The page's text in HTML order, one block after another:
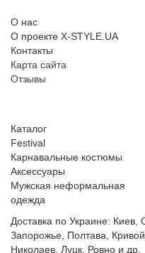
О нас
О проекте X-STYLE.UA
Контакты
Карта сайта
Отзывы
Каталог
Festival
Карнавальные костюмы
Аксессуары
Мужская неформальная
одежда
Доставка по Украине: Киев,
Запорожье, Полтава,
Николаев, Луцк, Ровно и др.